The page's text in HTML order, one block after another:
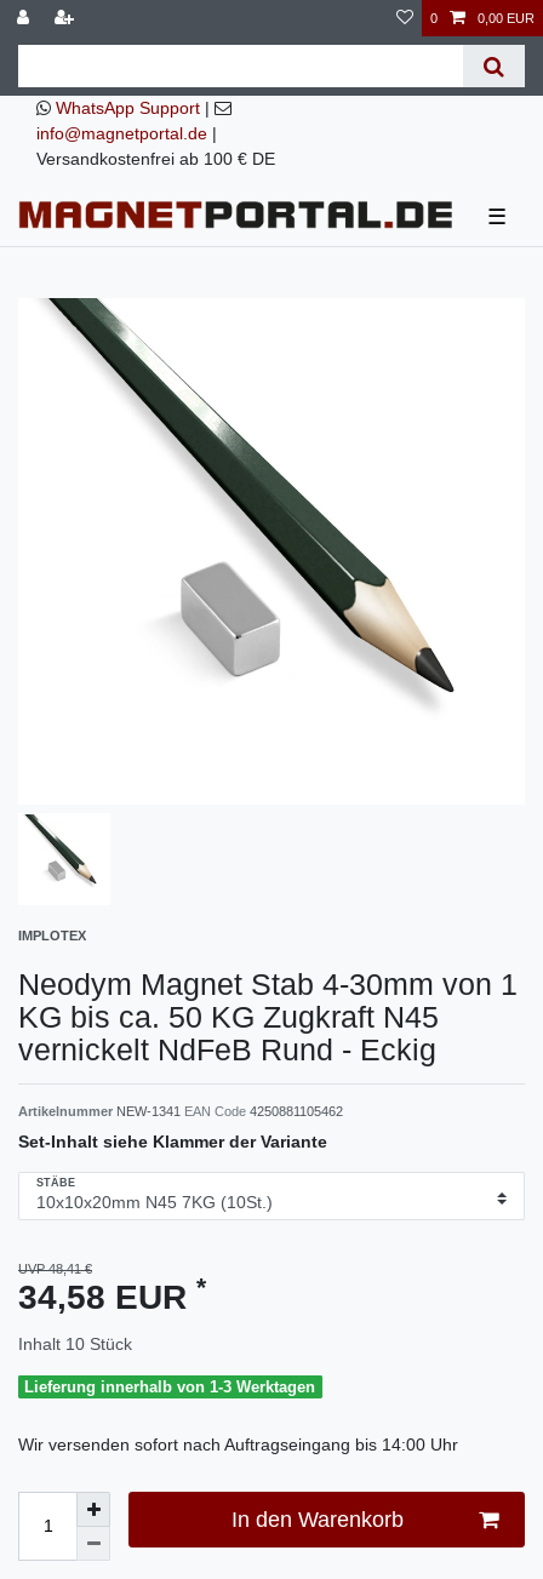
0 0,00 EUR
WhatsApp Support |
info@magnetportal.de |
Versandkostenfrei ab 100 € DE
☰
IMPLOTEX
Neodym Magnet Stab 4-30mm von 1
KG bis ca. 50 KG Zugkraft N45
vernickelt NdFeB Rund - Eckig
Artikelnummer NEW-1341 EAN Code 4250881105462
Set-Inhalt siehe Klammer der Variante
STÄBE
UVP 48,41 €
34,58 EUR *
Inhalt 10 Stück
Lieferung innerhalb von 1-3 Werktagen
Wir versenden sofort nach Auftragseingang bis 14:00 Uhr
In den Warenkorb